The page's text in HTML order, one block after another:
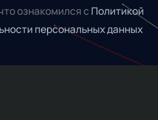
ознакомился с Политикой
персональных данных